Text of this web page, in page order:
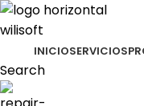
INICIOSERVICIOS
Search